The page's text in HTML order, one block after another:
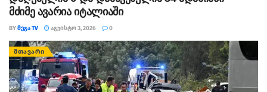
მძიმე ავარია იტალიაში
BYᲛᲔᲒᲐ TV ᲐᲒᲕᲘᲡᲢᲝ 3, 2026 0
ᲛᲗᲐᲕᲐᲠᲘ